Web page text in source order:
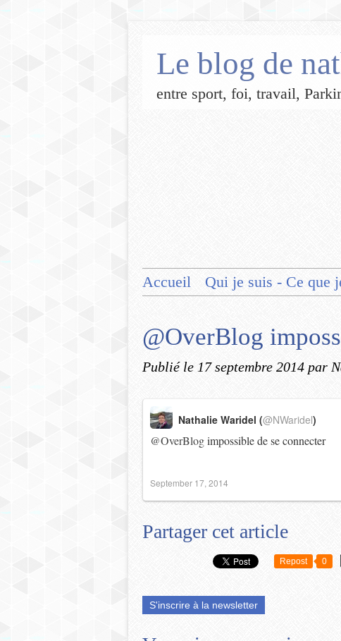
Le blog de
entre sport, foi, travail,
Accueil Qui je suis - Ce que
@OverBlog
Publié le 17 septembre 2014 par
@OverBlogimpossible de se connecter
Nathalie Waridel (@NWaridel)
September 17, 2014
Partager cet article
Repost 0
S'inscrire à la newsletter